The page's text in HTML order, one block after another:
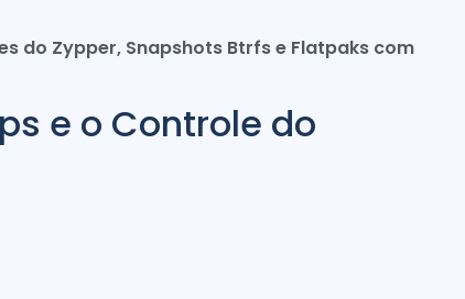
do Zypper, Snapshots Btrfs e Flatpaks com
e o Controle do